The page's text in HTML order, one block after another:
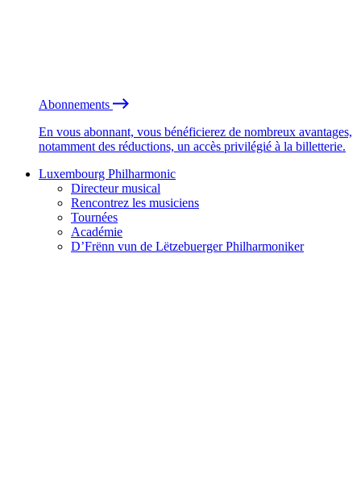
Abonnements
En vous abonnant, vous bénéficierez de nombreux avantages,
notamment des réductions, un accès privilégié à la billetterie.
Luxembourg Philharmonic
Directeur musical
Rencontrez les musiciens
Tournées
Académie
D’Frënn vun de Lëtzebuerger Philharmoniker